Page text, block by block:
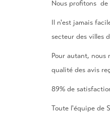
Nous profitons de
Il n'est jamais
secteur des villes
Pour autant, nous
qualité des avis
89% de
Toute l'équipe de